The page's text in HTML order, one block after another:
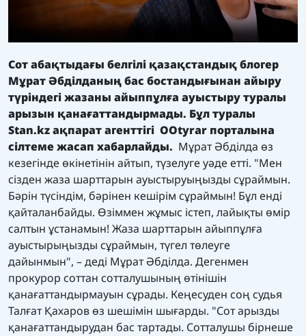
Сот абақтыдағы белгілі қазақстандық блогер
Мұрат Әбділданың бас бостандығынан айыру
түріндегі жазаны айыппұлға ауыстыру туралы
арызын қанағаттандырмады. Бұл туралы
Stan.kzақпарат агенттігі ООtyrar порталына
сілтеме жасап хабарлайды. Мұрат Әбділда өз
кезегінде өкінетінін айтып, түзелуге уәде етті. "Мен
сізден жаза шарттарын ауыстыруыңызды сұраймын.
Бәрін түсіндім, бәрінен кешірім сұраймын! Бұл енді
қайталанбайды. Өзіммен жұмыс істеп, лайықты өмір
салтын ұстанамын! Жаза шарттарын айыппұлға
ауыстырыңызды сұраймын, түгел төлеуге
дайынмын", – деді Мұрат Әбділда. Дегенмен
прокурор соттан сотталушының өтінішін
қанағаттандырмауын сұрады. Кеңесуден соң судья
Талғат Қахаров өз шешімін шығарды. "Сот арызды
қанағаттандырудан бас тартады. Сотталушы бірнеше